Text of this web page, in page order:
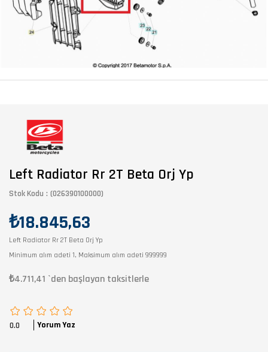
Left Radiator Rr 2T Beta Orj Yp
Stok Kodu (026390100000)
₺18.845,63
Left Radiator Rr 2T Beta Orj Yp
Minimum alım adeti 1, Maksimum alım adeti 999999
₺4.711,41 `den başlayan taksitlerle
0.0 Yorum Yaz